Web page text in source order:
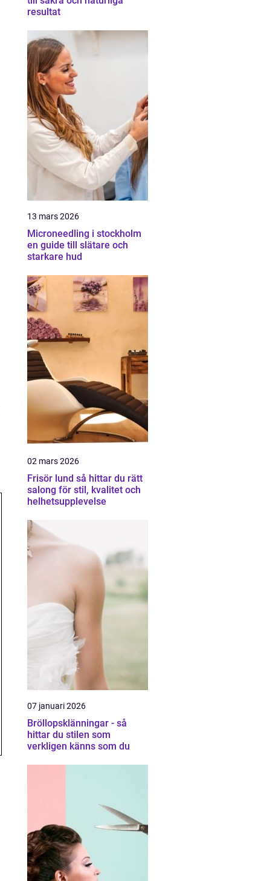
resultat
13 mars 2026
Microneedling i stockholm
en guide till slätare och
starkare hud
02 mars 2026
Frisör lund så hittar du rätt
salong för stil, kvalitet och
helhetsupplevelse
07 januari 2026
Bröllopsklänningar - så
hittar du stilen som
verkligen känns som du